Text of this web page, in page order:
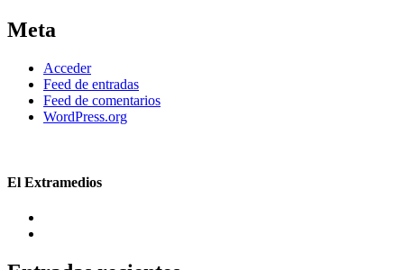
Meta
Acceder
Feed de entradas
Feed de comentarios
WordPress.org
El Extramedios